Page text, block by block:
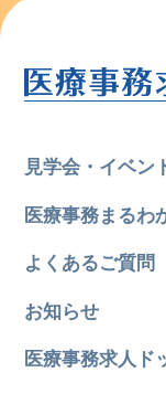
見学会・イベン
医療事務まるわ
よくあるご質問
お知らせ
医療事務求人ド